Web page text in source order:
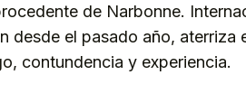
de Narbonne.
desde el pasado año, aterriza
contundencia y experiencia.